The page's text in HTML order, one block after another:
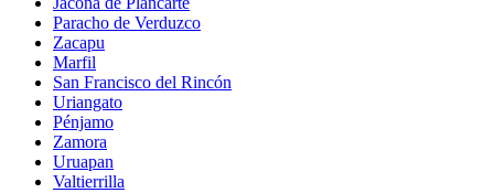
Paracho de Verduzco
Zacapu
Marfil
San Francisco del Rincón
Uriangato
Pénjamo
Zamora
Uruapan
Valtierrilla